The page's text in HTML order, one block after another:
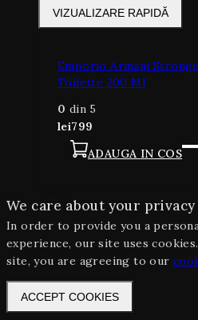
VIZUALIZARE RAPIDĂ
Emporio Armani
Toilette 200 Ml
0 din 5
lei799
ADAUGA IN COS
We care about your privacy
In order to provide you a
experience, our site uses
site, you are agreeing to our
ACCEPT COOKIES